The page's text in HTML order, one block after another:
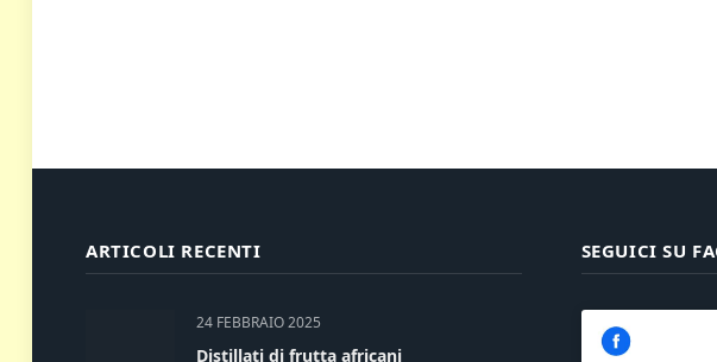
ARTICOLI RECENTI
24 FEBBRAIO 2025
Distillati di frutta africani
SEGUICI SU